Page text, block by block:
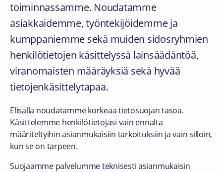
toiminnassamme. Noudatamme
asiakkaidemme, työntekijöidemme ja
kumppaniemme sekä muiden sidosryhmien
henkilötietojen käsittelyssä lainsäädäntöä,
viranomaisten määräyksiä sekä hyvää
tietojenkäsittelytapaa.
Elisalla noudatamme korkeaa tietosuojan tasoa.
Käsittelemme henkilötietojasi vain ennalta
määriteltyihin asianmukaisiin tarkoituksiin ja vain silloin,
kun se on tarpeen.
Suojaamme palvelumme teknisesti asianmukaisin